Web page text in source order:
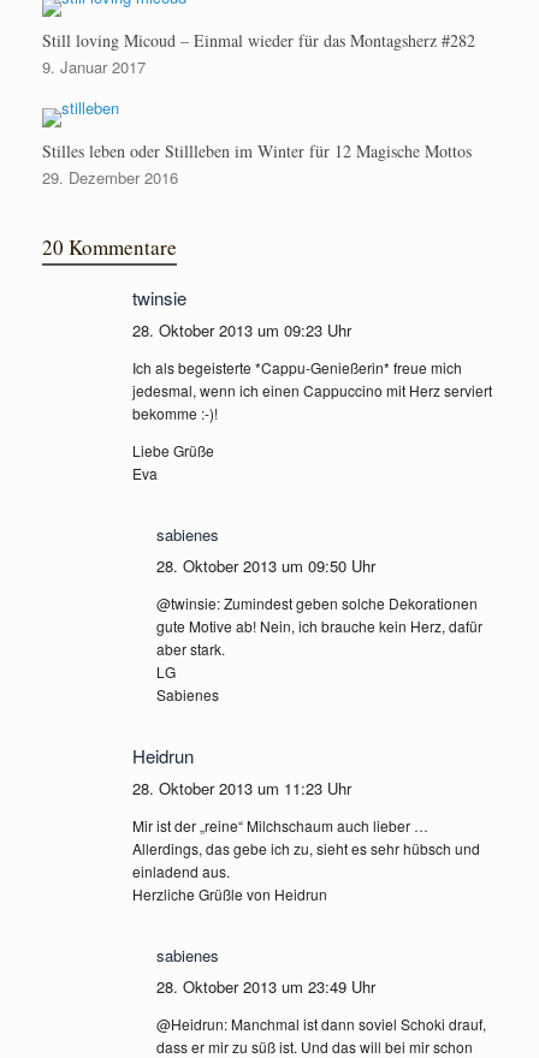
Still loving Micoud – Einmal wieder für das Montagsherz #282
9. Januar 2017
Stilles leben oder Stillleben im Winter für 12 Magische Mottos
29. Dezember 2016
20 Kommentare
twinsie
28. Oktober 2013 um 09:23 Uhr
Ich als begeisterte *Cappu-Genießerin* freue mich
jedesmal, wenn ich einen Cappuccino mit Herz serviert
bekomme :-)!
Liebe Grüße
Eva
sabienes
28. Oktober 2013 um 09:50 Uhr
@twinsie: Zumindest geben solche Dekorationen
gute Motive ab! Nein, ich brauche kein Herz, dafür
aber stark.
LG
Sabienes
Heidrun
28. Oktober 2013 um 11:23 Uhr
Mir ist der „reine“ Milchschaum auch lieber …
Allerdings, das gebe ich zu, sieht es sehr hübsch und
einladend aus.
Herzliche Grüßle von Heidrun
sabienes
28. Oktober 2013 um 23:49 Uhr
@Heidrun: Manchmal ist dann soviel Schoki drauf,
dass er mir zu süß ist. Und das will bei mir schon